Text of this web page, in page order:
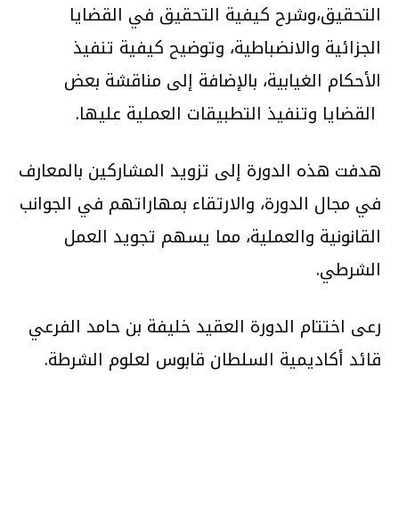
التحقيق،وشرح كيفية التحقيق في القضايا
الجزائية والانضباطية، وتوضيح كيفية تنفيذ
الأحكام الغيابية، بالإضافة إلى مناقشة بعض
القضايا وتنفيذ التطبيقات العملية عليها.
هدفت هذه الدورة إلى تزويد المشاركين بالمعارف
في مجال الدورة، والارتقاء بمهاراتهم في الجوانب
القانونية والعملية، مما يسهم تجويد العمل
الشرطي.
رعى اختتام الدورة العقيد خليفة بن حامد الفرعي
قائد أكاديمية السلطان قابوس لعلوم الشرطة.